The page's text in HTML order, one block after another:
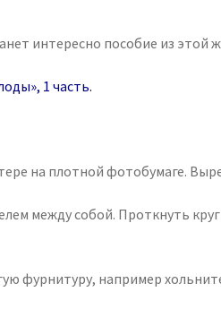
интересно пособие из этой
1 часть.
на плотной фотобумаге.
между собой. Проткнуть
фурнитуру, например